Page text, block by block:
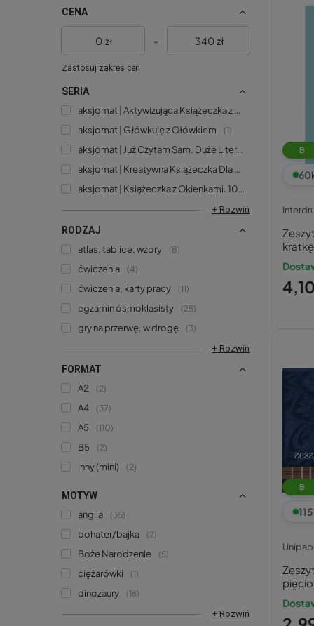
CENA
zł - zł
Zastosuj zakres cen
SERIA
aksjomat | Aktywizująca Książeczka z Naklejkami
aksjomat | Główkuję z Ołówkiem 1
aksjomat | Już Czytam Sam. Duże Litery i Podział Na Sylaby
aksjomat | Kreatywna Książeczka Dla Małego Artysty
4
aksjomat | Książeczka z Okienkami. 100 Okienek
+ Rozwiń
RODZAJ
atlas, tablice, wzory
8
ćwiczenia 4
ćwiczenia, karty pracy 11
egzamin ósmoklasisty 25
gry na przerwę, w drogę
3
+ Rozwiń
FORMAT
A2
2
A4 37
A5 110
B5 2
inny (mini) 2
MOTYW
anglia
35
bohater/bajka 2
Boże Narodzenie 5
ciężarówki 1
dinozaury
16
+ Rozwiń
B
60
B
115
Unipap